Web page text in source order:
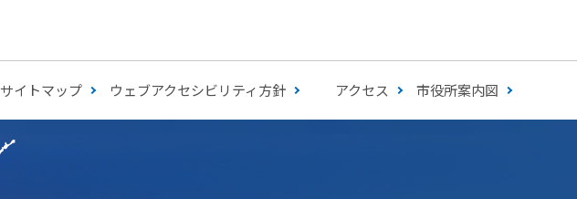
サイトマップ ウェブアクセシビリティ方針 アクセス 市役所案内図